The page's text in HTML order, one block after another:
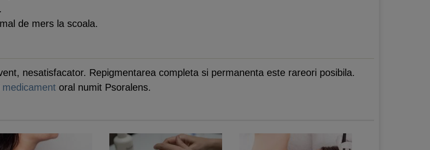
de mers la scoala.
nesatisfacator. Repigmentarea completa si permanenta este rareori posibila.
medicament oral numit Psoralens.